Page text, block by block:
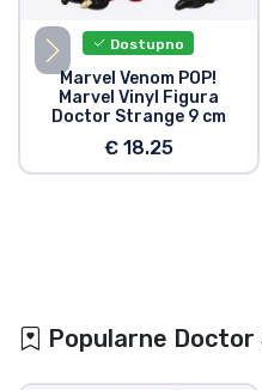
Dostupno
Marvel Venom POP!
Marvel Vinyl Figura
Doctor Strange 9 cm
€ 18.25
Popularne